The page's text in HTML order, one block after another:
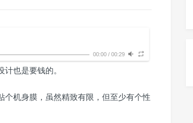
00:00 / 00:29
也是要钱的。
机身膜，虽然精致有限，但至少有个性